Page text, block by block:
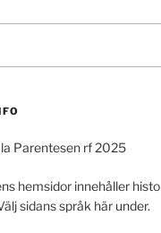
Parentesen rf 2025
hemsidor innehåller
sidans språk här under.